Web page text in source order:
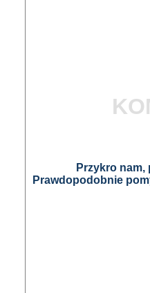
Przykro
Prawdopodobnie